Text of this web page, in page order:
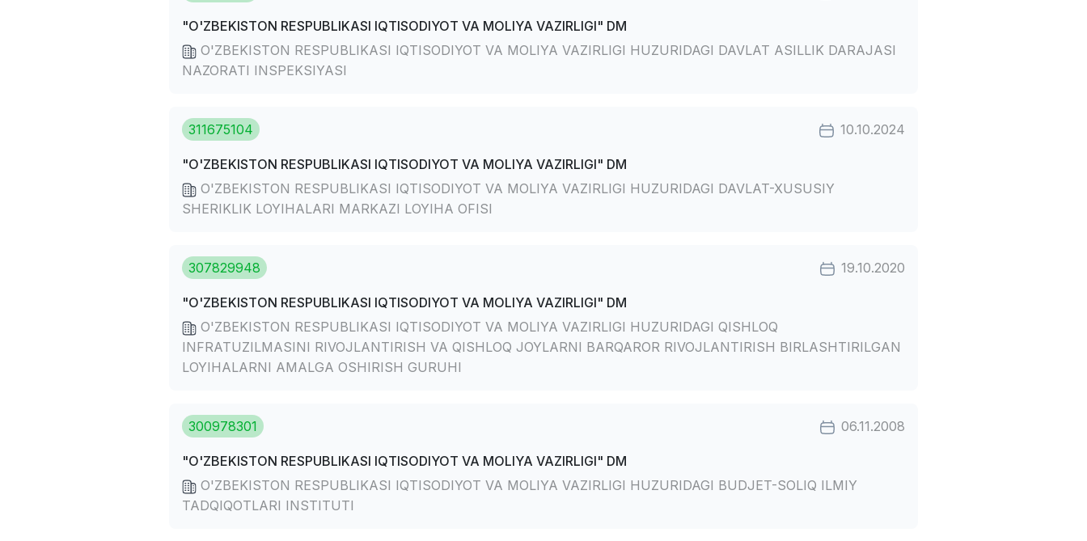
"O'ZBEKISTON RESPUBLIKASI IQTISODIYOT VA MOLIYA VAZIRLIGI" DM
O'ZBEKISTON RESPUBLIKASI IQTISODIYOT VA MOLIYA VAZIRLIGI HUZURIDAGI DAVLAT ASILLIK DARAJASI
NAZORATI INSPEKSIYASI
311675104 10.10.2024
"O'ZBEKISTON RESPUBLIKASI IQTISODIYOT VA MOLIYA VAZIRLIGI" DM
O'ZBEKISTON RESPUBLIKASI IQTISODIYOT VA MOLIYA VAZIRLIGI HUZURIDAGI DAVLAT-XUSUSIY
SHERIKLIK LOYIHALARI MARKAZI LOYIHA OFISI
307829948 19.10.2020
"O'ZBEKISTON RESPUBLIKASI IQTISODIYOT VA MOLIYA VAZIRLIGI" DM
O'ZBEKISTON RESPUBLIKASI IQTISODIYOT VA MOLIYA VAZIRLIGI HUZURIDAGI QISHLOQ
INFRATUZILMASINI RIVOJLANTIRISH VA QISHLOQ JOYLARNI BARQAROR RIVOJLANTIRISH BIRLASHTIRILGAN
LOYIHALARNI AMALGA OSHIRISH GURUHI
300978301 06.11.2008
"O'ZBEKISTON RESPUBLIKASI IQTISODIYOT VA MOLIYA VAZIRLIGI" DM
O'ZBEKISTON RESPUBLIKASI IQTISODIYOT VA MOLIYA VAZIRLIGI HUZURIDAGI BUDJET-SOLIQ ILMIY
TADQIQOTLARI INSTITUTI